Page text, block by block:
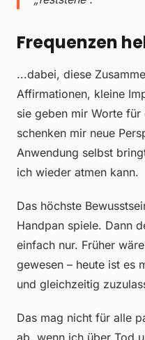
Frequenzen
...dabei, diese
Affirmationen, kleine
sie geben mir Worte
schenken mir neue
Anwendung selbst
ich wieder atmen kann.
Das höchste
Handpan spiele. Dann
einfach nur. Früher
gewesen – heute ist es
und gleichzeitig
Das mag nicht für alle